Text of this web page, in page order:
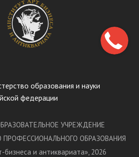
образования и науки
федерации
УЧРЕЖДЕНИЕ
ОБРАЗОВАНИЯ
бизнеса и антиквариата», 2026